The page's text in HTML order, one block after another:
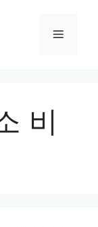
메
비